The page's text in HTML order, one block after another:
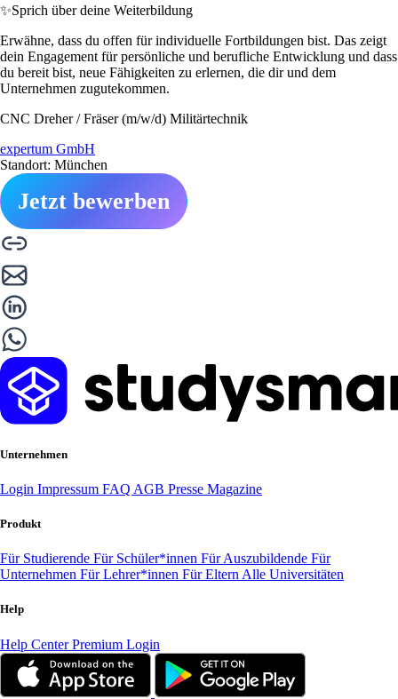
✨Sprich über deine Weiterbildung
Erwähne, dass du offen für individuelle Fortbildungen bist. Das zeigt
dein Engagement für persönliche und berufliche Entwicklung und dass
du bereit bist, neue Fähigkeiten zu erlernen, die dir und dem
Unternehmen zugutekommen.
CNC Dreher / Fräser (m/w/d) Militärtechnik
expertum GmbH
Standort: München
Jetzt bewerben
Unternehmen
Login Impressum FAQ AGB Presse Magazine
Produkt
Für Studierende Für Schüler*innen Für Auszubildende Für
Unternehmen Für Lehrer*innen Für Eltern Alle Universitäten
Help
Help CenterPremium Login